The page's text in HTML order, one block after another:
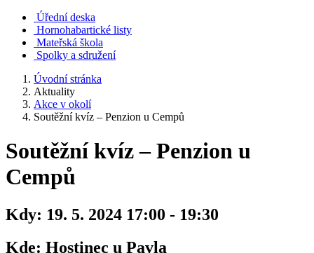
Úřední deska
Hornohabartické listy
Mateřská škola
Spolky a sdružení
Úvodní stránka
Aktuality
Akce v okolí
Soutěžní kvíz – Penzion u Cempů
Soutěžní kvíz – Penzion u
Cempů
Kdy: 19. 5. 2024 17:00 - 19:30
Kde: Hostinec u Pavla